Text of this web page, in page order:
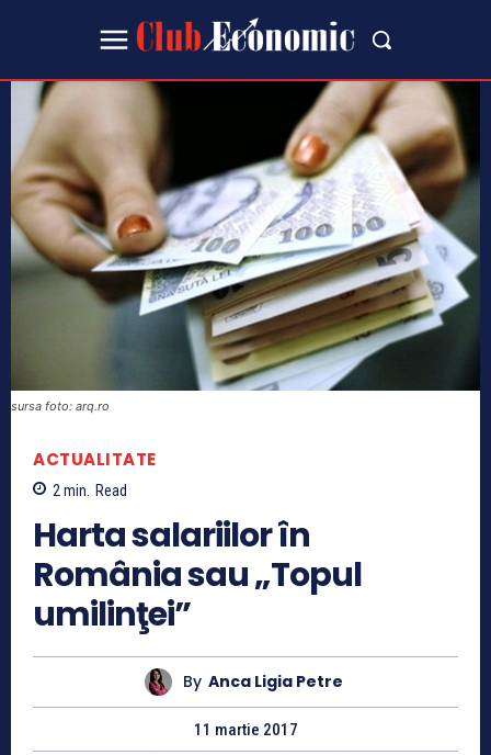
sursa foto: arq.ro
ACTUALITATE
2 min. Read
Harta salariilor în
România sau „Topul
umilinţei”
By Anca Ligia Petre
11 martie 2017